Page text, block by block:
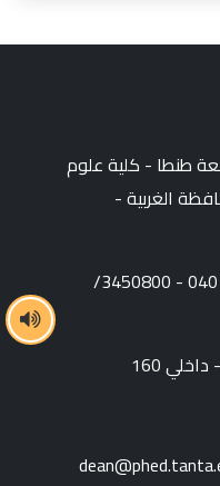
طنطا - كلية علوم
الغربية -
3454004/ 040 - 3450800/